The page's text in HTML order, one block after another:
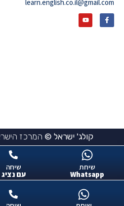
learn.english.co.il@gmail.com
קולג' ישראל © המרכז
שיחת
Whatsapp
שיחה
עם נציג